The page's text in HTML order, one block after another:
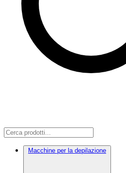
Macchine per la depilazione